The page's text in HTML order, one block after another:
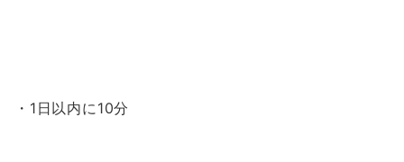
・1日以内に10分